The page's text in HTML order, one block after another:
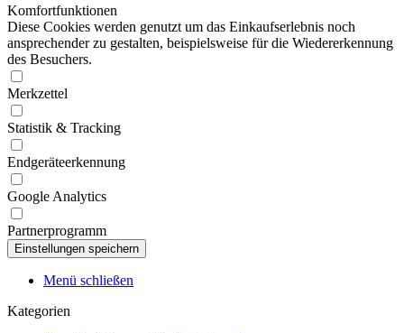
Komfortfunktionen
Diese Cookies werden genutzt um das Einkaufserlebnis noch
ansprechender zu gestalten, beispielsweise für die Wiedererkennung
des Besuchers.
Merkzettel
Statistik & Tracking
Endgeräteerkennung
Google Analytics
Partnerprogramm
Menü schließen
Kategorien